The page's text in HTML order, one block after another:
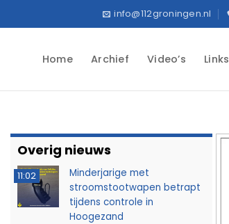
info@112groningen.nl
Home Archief Video’s Links
Overig nieuws
11:02
Minderjarige met
stroomstootwapen betrapt
tijdens controle in
Hoogezand